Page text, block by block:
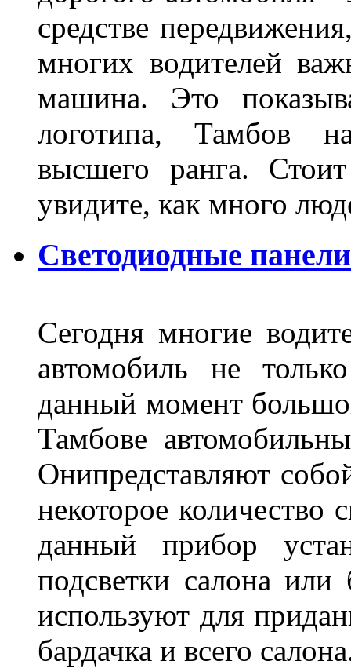
средстве
многих водителей
машина. Это
логотипа, Тамбов
высшего ранга.
увидите, как много
Светодиодные
Сегодня многие
автомобиль не
данный момент
Тамбове
Онипредставляют
некоторое количество
данный прибор
подсветки салона
используют для
бардачка и всего